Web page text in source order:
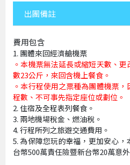
出團備註
費用包含
團體來回經濟艙機票
。本機票無法延長或縮短天數、
數23公斤，來回含機上餐食。
。本行程使用之票種為團體機票
程數、不可事先指定座位或劃位。
住宿及全程表列餐食。
兩地機場稅金、燃油稅。
行程所列之旅遊交通費用。
為保障您玩的幸福，更加安心，
台幣500萬責任險暨新台幣20萬意